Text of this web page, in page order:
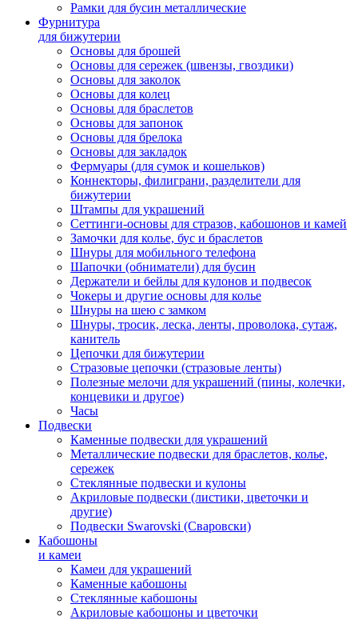
Рамки для бусин металлические
Фурнитура
для бижутерии
Основы для брошей
Основы для сережек (швензы, гвоздики)
Основы для заколок
Основы для колец
Основы для браслетов
Основы для запонок
Основы для брелока
Основы для закладок
Фермуары (для сумок и кошельков)
Коннекторы, филиграни, разделители для
бижутерии
Штампы для украшений
Сеттинги-основы для стразов, кабошонов и камей
Замочки для колье, бус и браслетов
Шнуры для мобильного телефона
Шапочки (обниматели) для бусин
Держатели и бейлы для кулонов и подвесок
Чокеры и другие основы для колье
Шнуры на шею с замком
Шнуры, тросик, леска, ленты, проволока, сутаж,
канитель
Цепочки для бижутерии
Стразовые цепочки (стразовые ленты)
Полезные мелочи для украшений (пины, колечки,
концевики и другое)
Часы
Подвески
Каменные подвески для украшений
Металлические подвески для браслетов, колье,
сережек
Стеклянные подвески и кулоны
Акриловые подвески (листики, цветочки и
другие)
Подвески Swarovski (Сваровски)
Кабошоны
и камеи
Камеи для украшений
Каменные кабошоны
Стеклянные кабошоны
Акриловые кабошоны и цветочки